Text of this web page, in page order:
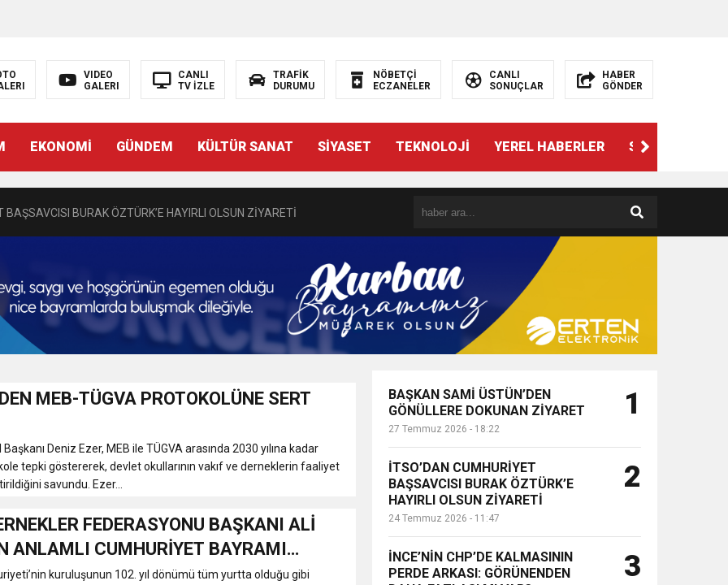
VIDEO
GALERI
CANLI
TV İZLE
TRAFİK
DURUMU
NÖBETÇİ
ECZANELER
CANLI
SONUÇLAR
HABER
GÖNDER
EKONOMİ GÜNDEM KÜLTÜR SANAT SİYASET TEKNOLOJİ YEREL HABERLER SPOR
BAŞSAVCISI BURAK ÖZTÜRK’E HAYIRLI OLSUN ZİYARETİ
PERDE ARKASI: GÖRÜNENDEN DAHA FAZLASI MI VAR?
Törenle Hizmete Açıldı
Cumhuriyet, Türk Milletinin Özgürlük ve Onur Nişanesidir
CUMHURİYET BAYRAMI MESAJI
DUYURUSU
MEB-TÜGVA PROTOKOLÜNE SERT
Deniz Ezer, MEB ile TÜGVA arasında 2030 yılına kadar
tepki göstererek, devlet okullarının vakıf ve derneklerin faaliyet
savundu. Ezer...
FEDERASYONU BAŞKANI ALİ
ANLAMLI CUMHURİYET BAYRAMI
kuruluşunun 102. yıl dönümü tüm yurtta olduğu gibi
BAŞKAN SAMİ ÜSTÜN’DEN
GÖNÜLLERE DOKUNAN ZİYARET
27 Temmuz 2026 - 18:22
1
İTSO’DAN CUMHURİYET
BAŞSAVCISI BURAK ÖZTÜRK’E
HAYIRLI OLSUN ZİYARETİ
24 Temmuz 2026 - 11:47
2
İNCE’NİN CHP’DE KALMASININ
PERDE ARKASI: GÖRÜNENDEN
3